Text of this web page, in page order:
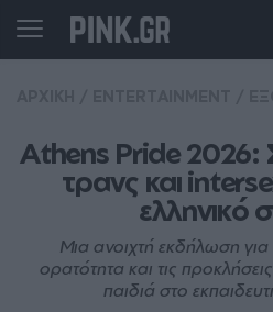
Athens Pride 2026:
τρανς και
ελληνικό
Μια ανοιχτή εκδήλωση
ορατότητα και τις
παιδιά στο